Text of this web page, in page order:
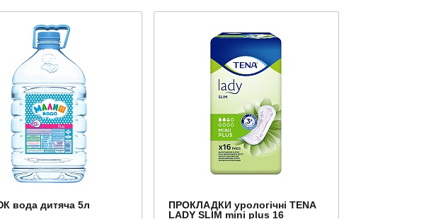
вода дитяча 5л
ПРОКЛАДКИ урологічні TENA
LADY SLIM mini plus 16